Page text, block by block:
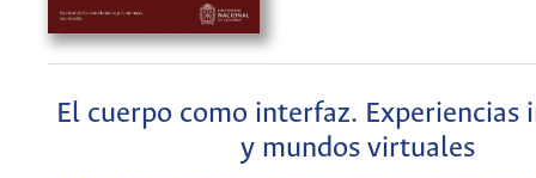
El cuerpo como interfaz. Experiencias
y mundos virtuales